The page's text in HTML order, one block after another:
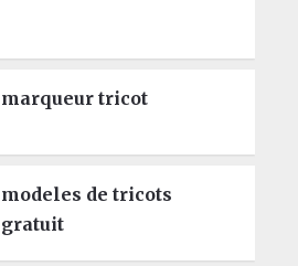
marqueur tricot
modeles de tricots
gratuit